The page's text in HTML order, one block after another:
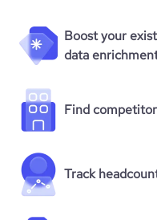
Boost your
data
Find
Track